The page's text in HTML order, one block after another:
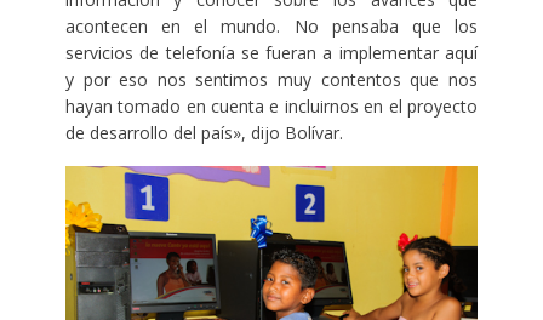
acontecen en el mundo. No pensaba que los
servicios de telefonía se fueran a implementar aquí
y por eso nos sentimos muy contentos que nos
hayan tomado en cuenta e incluirnos en el proyecto
de desarrollo del país», dijo Bolívar.